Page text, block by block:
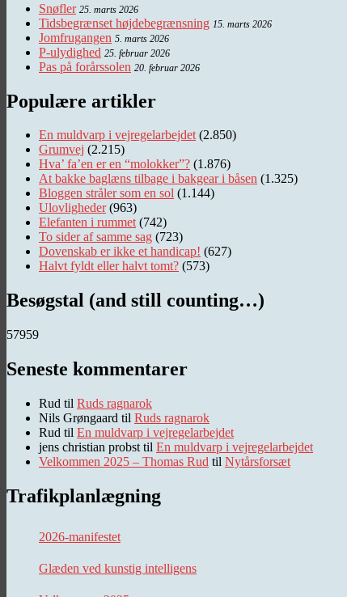
Snøfler 25. marts 2026
Tidsbegrænset højdebegrænsning 15. marts 2026
Jomfrugangen 5. marts 2026
P-ulydighed 25. februar 2026
Pas på forårssolen 20. februar 2026
Populære artikler
En muldvarp i vejregelarbejdet (2.850)
Grumvej (2.215)
Hva’ fa’en er en “molokker”? (1.876)
At bakke baglæns tilbage i bakgear i båsen (1.325)
Bloggen stråler som en sol (1.144)
Ulovligheder (963)
Elefanten i rummet (742)
To sider af samme sag (723)
Dovenskab er ikke et handicap! (627)
Halvt fyldt eller halvt tomt? (573)
Besøgstal (and still counting…)
57959
Seneste kommentarer
Rud til Ruds ragnarok
Nils Grøngaard til Ruds ragnarok
Rud til En muldvarp i vejregelarbejdet
jens christian probst til En muldvarp i vejregelarbejdet
Velkommen 2025 – Thomas Rud til Nytårsforsæt
Trafikplanlægning
2026-manifestet
Glæden ved kunstig intelligens